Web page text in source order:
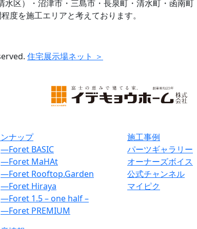
区）・沼津市・三島市・長泉町・清水町・函南
度を施工エリアと考えております。
住宅展示場ネット ＞
ナップ
―Foret BASIC
―Foret MaHAt
―Foret Rooftop.Garden
―Foret Hiraya
―Foret 1.5 – one half –
―Foret PREMIUM
施工事例
パーツギャラリー
オーナーズボイス
公式チャンネル
マイピク